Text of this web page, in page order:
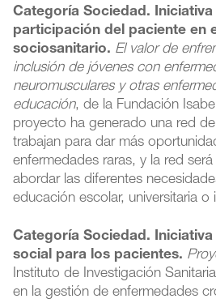
Categoría Sociedad.
participación del paciente en
sociosanitario. El valor de
inclusión de jóvenes con
neuromusculares y otras
educación, de la Fundación
proyecto ha generado una red
trabajan para dar más
enfermedades raras, y la red
abordar las diferentes
educación escolar, universitaria o
Categoría Sociedad.
social para los pacientes.
Instituto de Investigación
en la gestión de enfermedades